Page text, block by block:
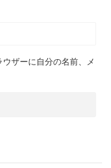
ザーに自分の名前、メ